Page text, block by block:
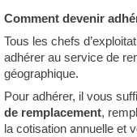
Comment devenir
Tous les chefs
adhérer au service de
géographique.
Pour adhérer, il vous
de remplacement,
la cotisation annuelle et